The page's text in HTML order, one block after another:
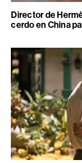
Director de
cerdo en China